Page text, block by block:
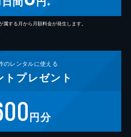
※
する月から月額料金が発生します。
のレンタルに使える
ト プレゼント
円分